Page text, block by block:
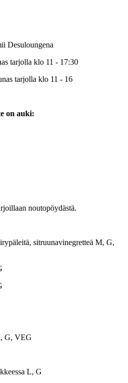
Desuloungena
tarjolla klo 11 - 17:30
tarjolla klo 11 - 16
on auki:
noutopöydästä.
sitruunavinegretteä M, G,
G, VEG
L, G